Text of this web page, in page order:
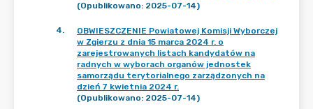
(Opublikowano: 2025-07-14)
4.
OBWIESZCZENIE Powiatowej Komisji Wyborczej
w Zgierzu z dnia 15 marca 2024 r. o
zarejestrowanych listach kandydatów na
radnych w wyborach organów jednostek
samorządu terytorialnego zarządzonych na
dzień 7 kwietnia 2024 r.
(Opublikowano: 2025-07-14)